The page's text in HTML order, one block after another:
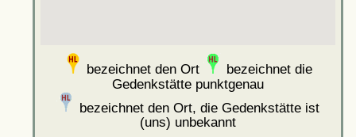
bezeichnet den Ort
bezeichnet die
Gedenkstätte punktgenau
bezeichnet den Ort, die Gedenkstätte ist
(uns) unbekannt